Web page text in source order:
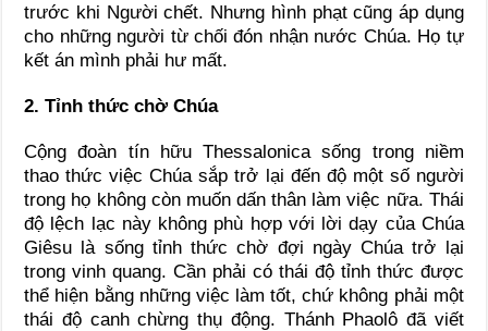
trước khi Người chết. Nhưng hình phạt cũng áp dụng
cho những người từ chối đón nhận nước Chúa. Họ tự
kết án mình phải hư mất.
2. Tỉnh thức chờ Chúa
Cộng đoàn tín hữu Thessalonica sống trong niềm
thao thức việc Chúa sắp trở lại đến độ một số người
trong họ không còn muốn dấn thân làm việc nữa. Thái
độ lệch lạc này không phù hợp với lời dạy của Chúa
Giêsu là sống tỉnh thức chờ đợi ngày Chúa trở lại
trong vinh quang. Cần phải có thái độ tỉnh thức được
thể hiện bằng những việc làm tốt, chứ không phải một
thái độ canh chừng thụ động. Thánh Phaolô đã viết